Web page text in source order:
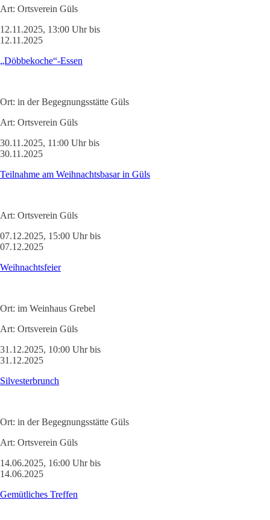
Art: Ortsverein Güls
12.11.2025, 13:00 Uhr bis
12.11.2025
„Döbbekoche“-Essen
Ort: in der Begegnungsstätte Güls
Art: Ortsverein Güls
30.11.2025, 11:00 Uhr bis
30.11.2025
Teilnahme am Weihnachtsbasar in Güls
Art: Ortsverein Güls
07.12.2025, 15:00 Uhr bis
07.12.2025
Weihnachtsfeier
Ort: im Weinhaus Grebel
Art: Ortsverein Güls
31.12.2025, 10:00 Uhr bis
31.12.2025
Silvesterbrunch
Ort: in der Begegnungsstätte Güls
Art: Ortsverein Güls
14.06.2025, 16:00 Uhr bis
14.06.2025
Gemütliches Treffen